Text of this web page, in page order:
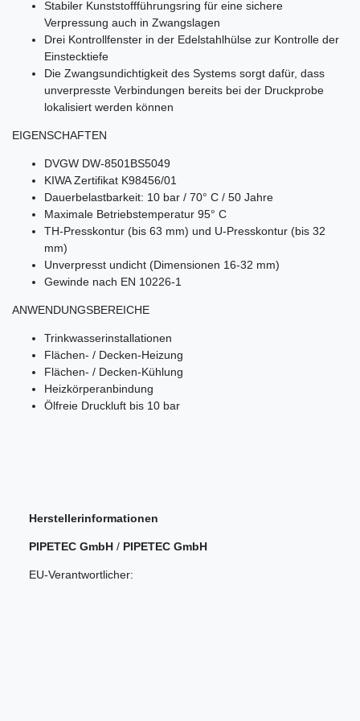
Stabiler Kunststoffführungsring für eine sichere
Verpressung auch in Zwangslagen
Drei Kontrollfenster in der Edelstahlhülse zur Kontrolle der
Einstecktiefe
Die Zwangsundichtigkeit des Systems sorgt dafür, dass
unverpresste Verbindungen bereits bei der Druckprobe
lokalisiert werden können
EIGENSCHAFTEN
DVGW DW-8501BS5049
KIWA Zertifikat K98456/01
Dauerbelastbarkeit: 10 bar / 70° C / 50 Jahre
Maximale Betriebstemperatur 95° C
TH-Presskontur (bis 63 mm) und U-Presskontur (bis 32
mm)
Unverpresst undicht (Dimensionen 16-32 mm)
Gewinde nach EN 10226-1
ANWENDUNGSBEREICHE
Trinkwasserinstallationen
Flächen- / Decken-Heizung
Flächen- / Decken-Kühlung
Heizkörperanbindung
Ölfreie Druckluft bis 10 bar
Herstellerinformationen
PIPETEC GmbH / PIPETEC GmbH
EU-Verantwortlicher: